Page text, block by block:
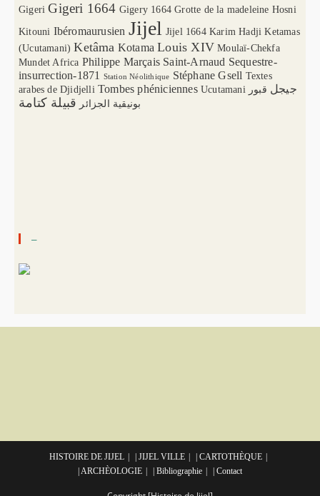
Gigeri Gigeri 1664 Gigery 1664 Grotte de la madeleine Hosni
Kitouni Ibéromaurusien Jijel Jijel 1664 Karim Hadji Ketamas
(Ucutamani) Ketâma Kotama Louis XIV Moulaï-Chekfa
Mundet Africa Philippe Marçais Saint-Arnaud Sequestre-
insurrection-1871
Station Néolithique Stéphane Gsell Textes
arabes de Djidjelli Tombes phéniciennes Ucutamani جيجل قبور
بونيقية الجزائر قبيلة كتامة
–
HISTOIRE DE JIJEL | JIJEL VILLE
| CARTOTHÈQUE
| ARCHÈOLOGIE
| Bibliographie | Contact